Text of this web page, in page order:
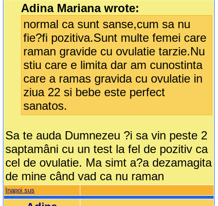
Adina Mariana wrote:
normal ca sunt sanse,cum sa nu
fie?fi pozitiva.Sunt multe femei care
raman gravide cu ovulatie tarzie.Nu
stiu care e limita dar am cunostinta
care a ramas gravida cu ovulatie in
ziua 22 si bebe este perfect
sanatos.
Sa te auda Dumnezeu ?i sa vin peste 2
saptamâni cu un test la fel de pozitiv ca
cel de ovulatie. Ma simt a?a dezamagita
de mine când vad ca nu raman
Inapoi sus